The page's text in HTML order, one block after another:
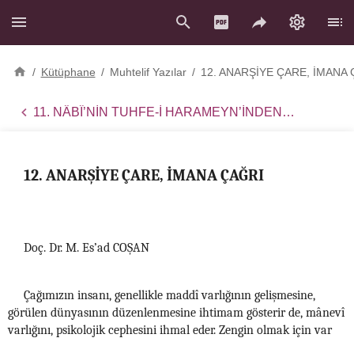
/ Kütüphane / Muhtelif Yazılar / 12. ANARŞİYE ÇARE, İMANA
11. NÂBÎ’NİN TUHFE-İ HARAMEYN’İNDEN BİR ŞİİR
12. ANARŞİYE ÇARE, İMANA ÇAĞRI
Doç. Dr. M. Es’ad COŞAN
Çağımızın insanı, genellikle maddî varlığının gelişmesine,
görülen dünyasının düzenlenmesine ihtimam gösterir de, mânevî
varlığını, psikolojik cephesini ihmal eder. Zengin olmak için var